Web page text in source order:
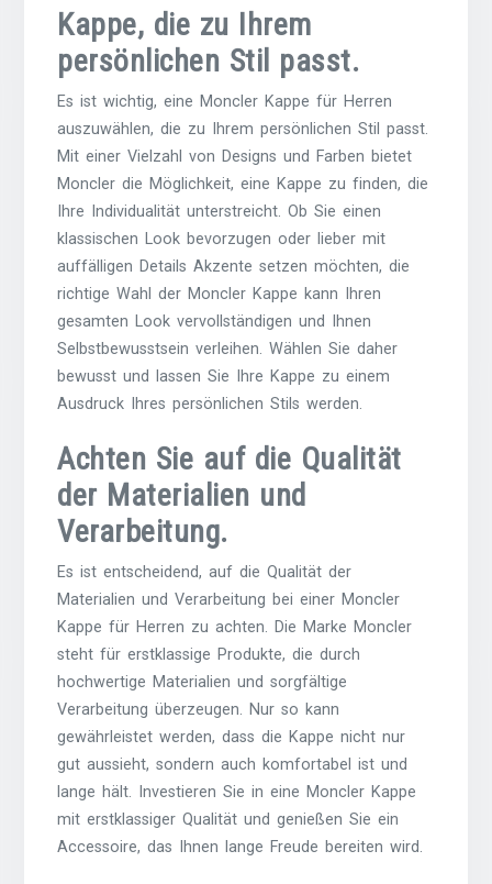
Kappe, die zu Ihrem
persönlichen Stil passt.
Es ist wichtig, eine Moncler Kappe für Herren
auszuwählen, die zu Ihrem persönlichen Stil passt.
Mit einer Vielzahl von Designs und Farben bietet
Moncler die Möglichkeit, eine Kappe zu finden, die
Ihre Individualität unterstreicht. Ob Sie einen
klassischen Look bevorzugen oder lieber mit
auffälligen Details Akzente setzen möchten, die
richtige Wahl der Moncler Kappe kann Ihren
gesamten Look vervollständigen und Ihnen
Selbstbewusstsein verleihen. Wählen Sie daher
bewusst und lassen Sie Ihre Kappe zu einem
Ausdruck Ihres persönlichen Stils werden.
Achten Sie auf die Qualität
der Materialien und
Verarbeitung.
Es ist entscheidend, auf die Qualität der
Materialien und Verarbeitung bei einer Moncler
Kappe für Herren zu achten. Die Marke Moncler
steht für erstklassige Produkte, die durch
hochwertige Materialien und sorgfältige
Verarbeitung überzeugen. Nur so kann
gewährleistet werden, dass die Kappe nicht nur
gut aussieht, sondern auch komfortabel ist und
lange hält. Investieren Sie in eine Moncler Kappe
mit erstklassiger Qualität und genießen Sie ein
Accessoire, das Ihnen lange Freude bereiten wird.